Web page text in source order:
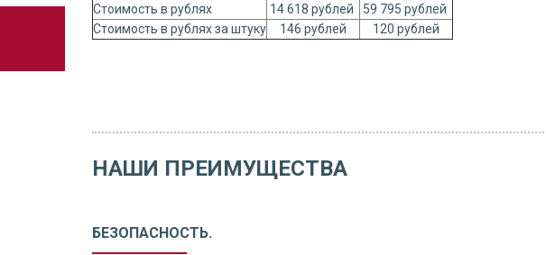
Стоимость в рублях
14 618 рублей
59 795 рублей
Стоимость в рублях за штуку
146 рублей 120 рублей
НАШИ ПРЕИМУЩЕСТВА
БЕЗОПАСНОСТЬ.